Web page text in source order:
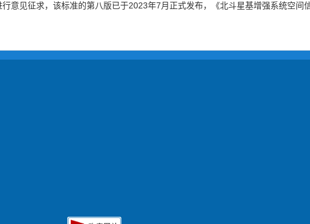
意见征求，该标准的第八版已于2023年7月正式发布，《北斗星基增强系统空间